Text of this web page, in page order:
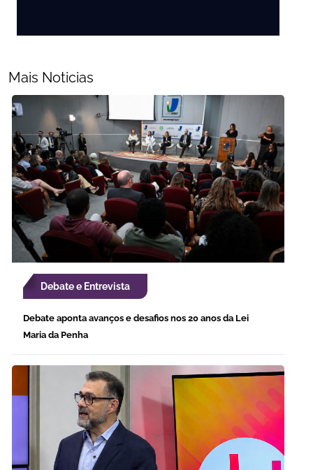
Mais Noticias
Debate e Entrevista
Debate aponta avanços e desafios nos 20 anos da Lei
Maria da Penha